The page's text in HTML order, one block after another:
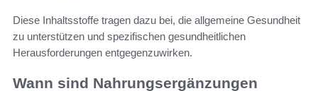
Diese Inhaltsstoffe tragen dazu bei, die allgemeine Gesundheit
zu unterstützen und spezifischen gesundheitlichen
Herausforderungen entgegenzuwirken.
Wann sind Nahrungsergänzungen